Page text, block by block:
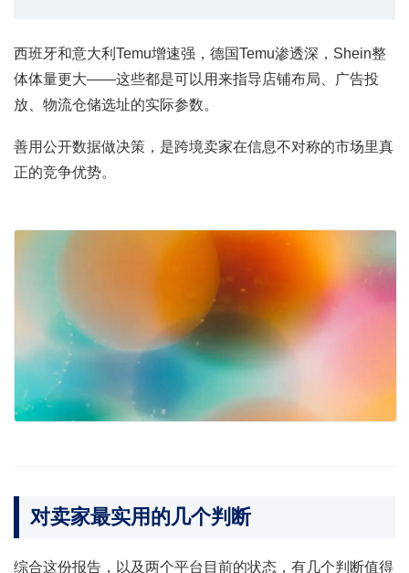
西班牙和意大利Temu增速强，德国Temu渗透深，Shein整
体体量更大——这些都是可以用来指导店铺布局、广告投
放、物流仓储选址的实际参数。
善用公开数据做决策，是跨境卖家在信息不对称的市场里真
正的竞争优势。
对卖家最实用的几个判断
综合这份报告，以及两个平台目前的状态，有几个判断值得